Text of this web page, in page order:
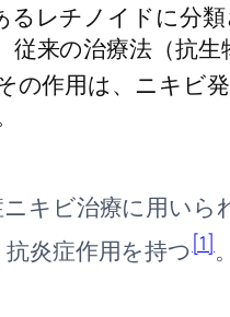
レチノイドに分
来の治療法（抗
の作用は、ニキビ
キビ治療に用いら
炎症作用を持つ[1]